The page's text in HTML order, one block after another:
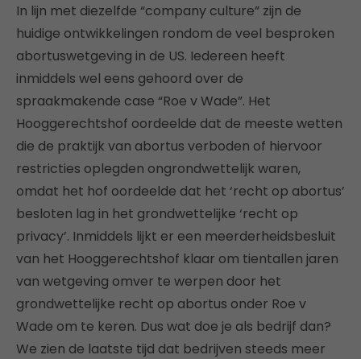
In lijn met diezelfde “company culture” zijn de
huidige ontwikkelingen rondom de veel besproken
abortuswetgeving in de US. Iedereen heeft
inmiddels wel eens gehoord over de
spraakmakende case “Roe v Wade”. Het
Hooggerechtshof oordeelde dat de meeste wetten
die de praktijk van abortus verboden of hiervoor
restricties oplegden ongrondwettelijk waren,
omdat het hof oordeelde dat het ‘recht op abortus’
besloten lag in het grondwettelijke ‘recht op
privacy’. Inmiddels lijkt er een meerderheidsbesluit
van het Hooggerechtshof klaar om tientallen jaren
van wetgeving omver te werpen door het
grondwettelijke recht op abortus onder Roe v
Wade om te keren. Dus wat doe je als bedrijf dan?
We zien de laatste tijd dat bedrijven steeds meer